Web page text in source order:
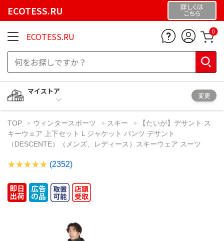
ECOTESS.RU 詳しくは
こちら
ECOTESS.RU 0
マイストア
変更
TOP ウィンタースポーツ スキー
【たいが】デサント ス
キーウェア 上下セット L ジャケット パンツ デサント
（DESCENTE）（メンズ、レディース）スキーウェア スーツ
(2352)